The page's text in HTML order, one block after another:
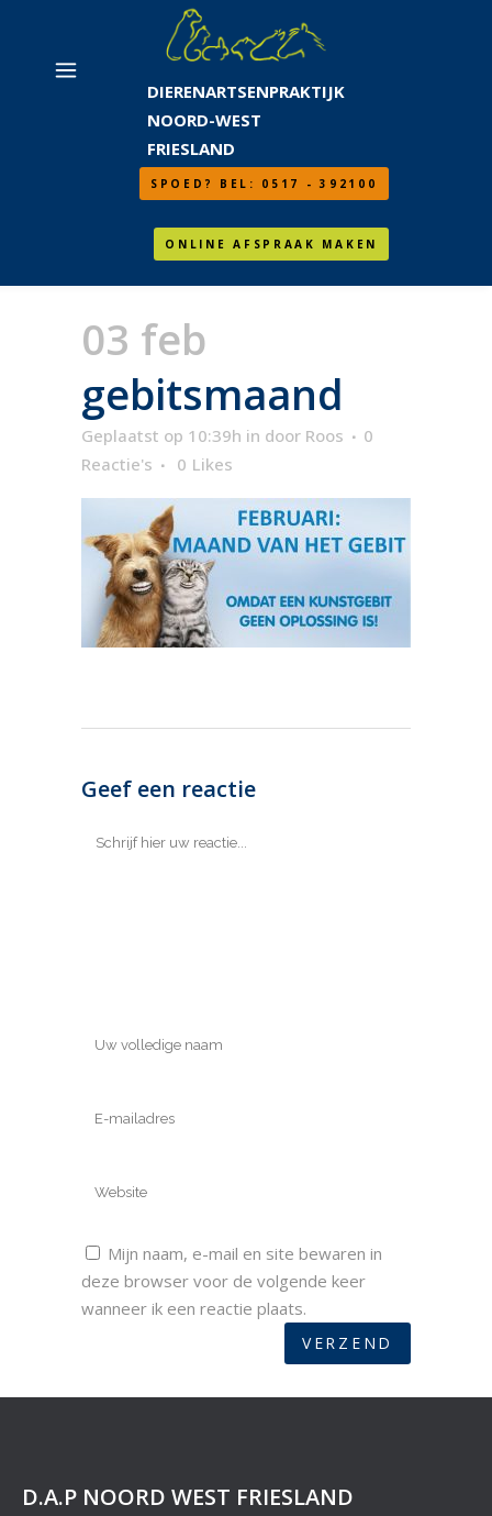
DIERENARTSENPRAKTIJK
NOORD-WEST
FRIESLAND
SPOED? BEL: 0517 - 392100
ONLINE AFSPRAAK MAKEN
03 feb
gebitsmaand
Geplaatst op 10:39h in door Roos
0
Reactie's
0 Likes
Geef een reactie
Mijn naam, e-mail en site bewaren in
deze browser voor de volgende keer
wanneer ik een reactie plaats.
D.A.P NOORD WEST FRIESLAND